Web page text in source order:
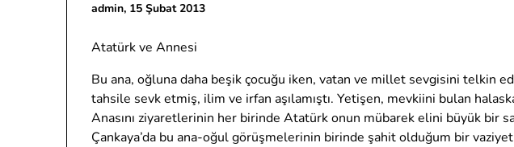
admin, 15 Şubat 2013
Atatürk ve Annesi
Bu ana, oğluna daha beşik çocuğu iken, vatan ve millet sevgisini telkin
tahsile sevk etmiş, ilim ve irfan aşılamıştı. Yetişen, mevkiini bulan
Anasını ziyaretlerinin her birinde Atatürk onun mübarek elini büyük bir
Çankaya’da bu ana-oğul görüşmelerinin birinde şahit olduğum bir